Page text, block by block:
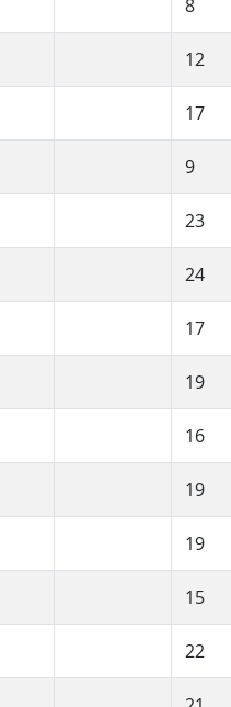
8
12
17
9
23
24
17
19
16
19
19
15
22